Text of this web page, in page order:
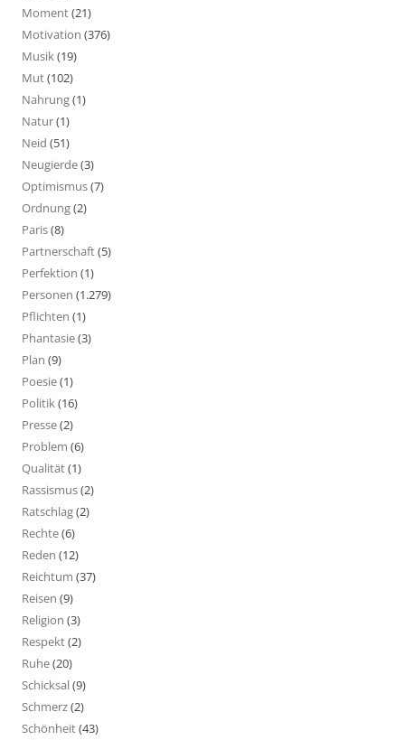
Moment(21)
Motivation (376)
Musik(19)
Mut(102)
Nahrung(1)
Natur(1)
Neid (51)
Neugierde(3)
Optimismus(7)
Ordnung(2)
Paris(8)
Partnerschaft(5)
Perfektion (1)
Personen (1.279)
Pflichten (1)
Phantasie(3)
Plan (9)
Poesie(1)
Politik(16)
Presse(2)
Problem (6)
Qualität(1)
Rassismus(2)
Ratschlag(2)
Rechte(6)
Reden (12)
Reichtum (37)
Reisen (9)
Religion (3)
Respekt(2)
Ruhe(20)
Schicksal(9)
Schmerz(2)
Schönheit(43)